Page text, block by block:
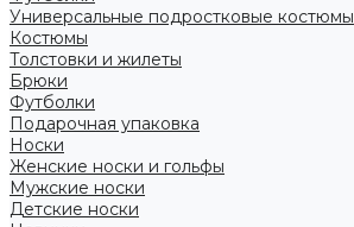
Универсальные подростковые костюмы
Костюмы
Толстовки и жилеты
Брюки
Футболки
Подарочная упаковка
Носки
Женские носки и гольфы
Мужские носки
Детские носки